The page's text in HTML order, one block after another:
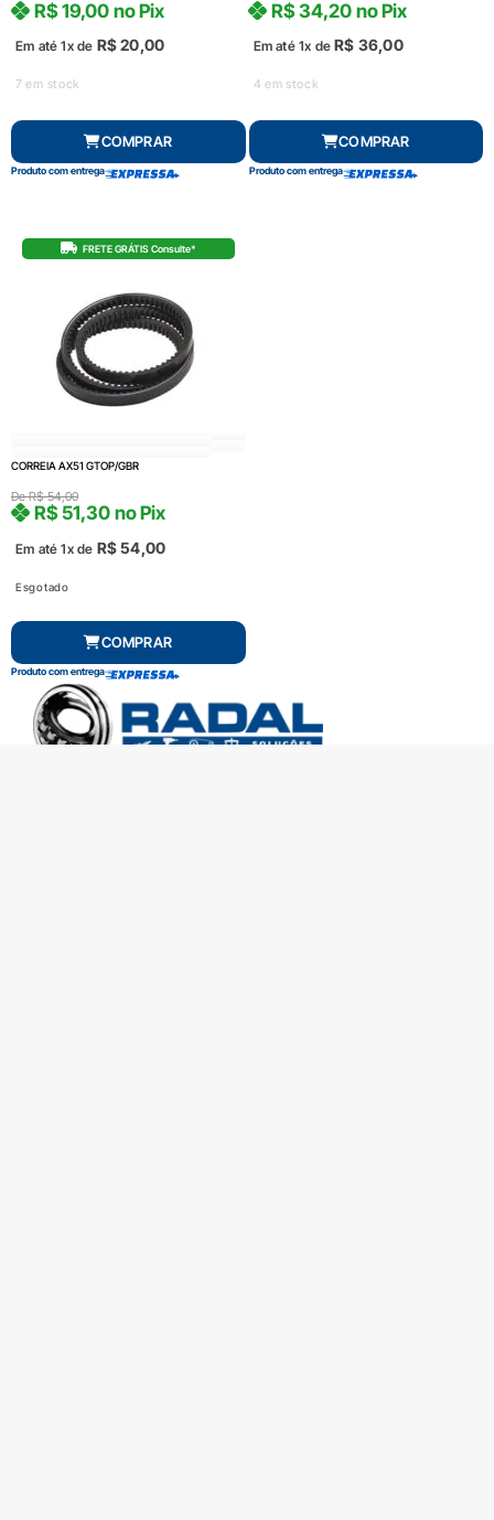
Em até 1x de R$20,00
R$19,00 no Pix
7 em stock
COMPRAR
Produto com entrega
Em até 1x de R$ 36,00
R$34,20 no Pix
4 em stock
COMPRAR
Produto com entrega
FRETE GRÁTIS Consulte*
CORREIA AX51 GTOP/GBR
DeR$54,00
Em até 1x de R$54,00
R$51,30 no Pix
Esgotado
COMPRAR
Produto com entrega